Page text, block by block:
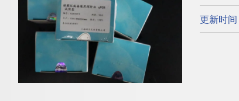
更新时间